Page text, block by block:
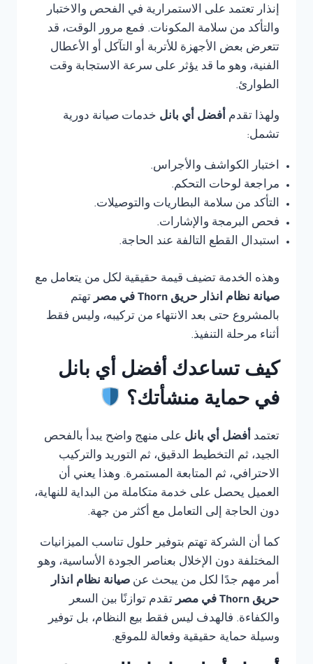
إنذار تعتمد على الاستمرارية في الفحص والاختبار
والتأكد من سلامة المكونات. فمع مرور الوقت، قد
تتعرض بعض الأجهزة للأتربة أو التآكل أو الأعطال
الفنية، وهو ما قد يؤثر على سرعة الاستجابة وقت
الطوارئ.
ولهذا تقدم أفضل أي بانل خدمات صيانة دورية
تشمل:
اختبار الكواشف والأجراس.
مراجعة لوحات التحكم.
التأكد من سلامة البطاريات والتوصيلات.
فحص البرمجة والإشارات.
استبدال القطع التالفة عند الحاجة.
وهذه الخدمة تضيف قيمة حقيقية لكل من يتعامل مع
صيانة نظام انذار حريق Thorn في مصر
تهتم
بالمشروع حتى بعد الانتهاء من تركيبه، وليس فقط
أثناء مرحلة التنفيذ.
كيف تساعدك أفضل أي بانل
في حماية منشأتك؟
تعتمد أفضل أي بانل على منهج واضح يبدأ بالفحص
الجيد، ثم التخطيط الدقيق، ثم التوريد والتركيب
الاحترافي، ثم المتابعة المستمرة. وهذا يعني أن
العميل يحصل على خدمة متكاملة من البداية للنهاية،
دون الحاجة إلى التعامل مع أكثر من جهة.
كما أن الشركة تهتم بتوفير حلول تناسب الميزانيات
المختلفة دون الإخلال بعناصر الجودة الأساسية، وهو
أمر مهم جدًا لكل من يبحث عن صيانة نظام انذار
حريق Thorn في مصر
تقدم توازنًا بين السعر
والكفاءة. فالهدف ليس فقط بيع النظام، بل توفير
وسيلة حماية حقيقية وفعالة للموقع.